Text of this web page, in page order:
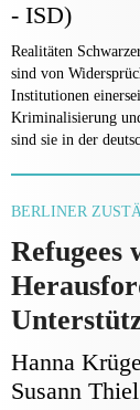
- ISD)
Realitäten
sind von
Institutionen
Kriminalisierung
sind sie in der
BERLINER
Refugees
Hanna
Susann